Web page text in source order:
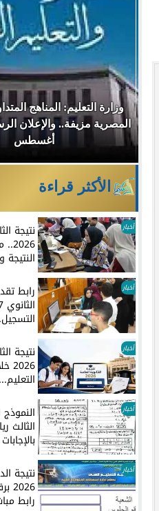
وزارة التعليم: المناهج
المصرية مزيفة.. والإعلان
أغسطس
الأكثر قراءة
أخبار نتيجة
أخبار رابط
أخبار نتيجة
التعليم...
أخبار
أخبار نتيجة
رابط